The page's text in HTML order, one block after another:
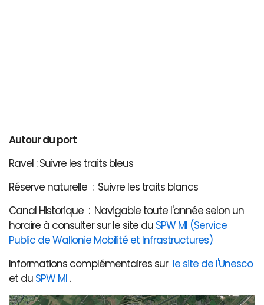
Autour du port
Ravel : Suivre les traits bleus
Réserve naturelle : Suivre les traits blancs
Canal Historique : Navigable toute l'année selon un
horaire à consulter sur le site du SPW MI (Service
Public de Wallonie Mobilité et Infrastructures)
Informations complémentaires sur le site de l'Unesco
et du SPW MI .